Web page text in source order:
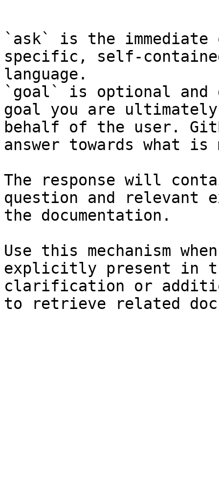
`ask` is the
specific, self-
language.
`goal` is optional and
goal you are
behalf of the user.
answer towards what
The response will
question and relevant
the documentation.
Use this mechanism
explicitly present in
clarification or